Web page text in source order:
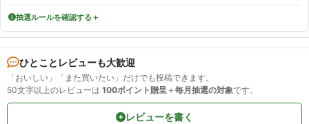
抽選ルールを確認する
ひとことレビューも大歓迎
「おいしい」「また買いたい」だけでも投稿できます。
50文字以上のレビューは 100ポイント贈呈 ＋ 毎月抽選の対象です。
レビューを書く